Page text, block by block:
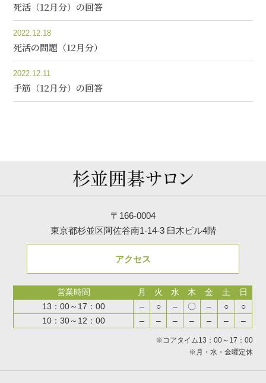
死活（12月分）の回答
2022.12.18
死活の問題（12月分）
2022.12.11
手筋（12月分）の回答
〒166-0004
東京都杉並区阿佐谷南1-14-3 臼木ビル4階
アクセス
営業時間 月 火 水 木 金 土
日
13：00～17：00
– ○ – 〇 – ○
○
10：30～12：00
– – – – – – –
※コアタイム13：00～17：00
※月・水・金曜定休